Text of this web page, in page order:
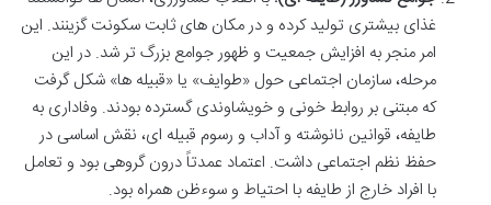
غذای بیشتری تولید کرده و در مکان های ثابت سکونت گزینند. این
امر منجر به افزایش جمعیت و ظهور جوامع بزرگ تر شد. در این
مرحله، سازمان اجتماعی حول «طوایف» یا «قبیله ها» شکل گرفت
که مبتنی بر روابط خونی و خویشاوندی گسترده بودند. وفاداری به
طایفه، قوانین نانوشته و آداب و رسوم قبیله ای، نقش اساسی در
حفظ نظم اجتماعی داشت. اعتماد عمدتاً درون گروهی بود و تعامل
با افراد خارج از طایفه با احتیاط و سوءظن همراه بود.